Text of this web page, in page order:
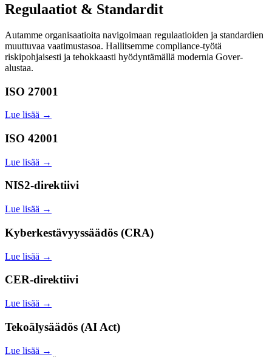
Regulaatiot & Standardit
Autamme organisaatioita navigoimaan regulaatioiden ja standardien
muuttuvaa vaatimustasoa. Hallitsemme compliance-työtä
riskipohjaisesti ja tehokkaasti hyödyntämällä modernia Gover-
alustaa.
ISO 27001
Lue lisää →
ISO 42001
Lue lisää →
NIS2-direktiivi
Lue lisää →
Kyberkestävyyssäädös (CRA)
Lue lisää →
CER-direktiivi
Lue lisää →
Tekoälysäädös (AI Act)
Lue lisää →